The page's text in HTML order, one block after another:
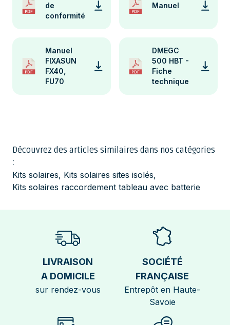
de
conformité
Manuel
Manuel
FIXASUN
FX40,
FU70
DMEGC
500 HBT -
Fiche
technique
Découvrez des articles similaires dans nos catégories
:
Kits solaires, Kits solaires sites isolés,
Kits solaires raccordement tableau avec batterie
LIVRAISON
A DOMICILE
sur rendez-vous
SOCIÉTÉ
FRANÇAISE
Entrepôt en Haute-
Savoie